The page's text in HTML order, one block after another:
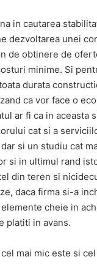
in cautarea
dezvoltarea unei
de obtinere de
minime. Si
durata
ca vor face o
ar fi ca in aceasta
cat si a
si un studiu cat
si in ultimul rand
din teren si
daca firma si-a
cheie in
platiti in avans.
mai mic este si